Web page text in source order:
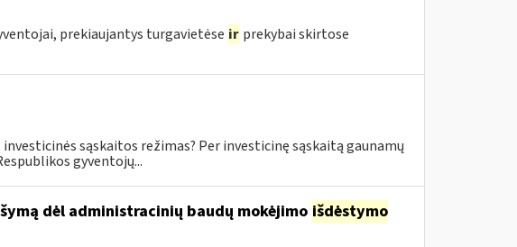
prekiaujantys turgavietėse ir prekybai skirtose
sąskaitos režimas? Per investicinę sąskaitą gaunamų
gyventojų...
dėl administracinių baudų mokėjimo išdėstymo